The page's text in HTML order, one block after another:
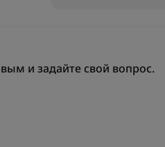
и задайте свой вопрос.